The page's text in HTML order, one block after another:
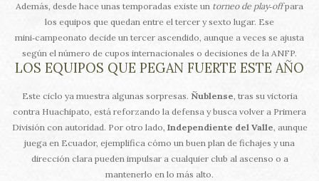
Además, desde hace unas temporadas existe un torneo de play‑offpara
los equipos que quedan entre el tercer y sexto lugar. Ese
mini‑campeonato decide un tercer ascendido, aunque a veces se ajusta
según el número de cupos internacionales o decisiones de la ANFP.
LOS EQUIPOS QUE PEGAN FUERTE ESTE AÑO
Este ciclo ya muestra algunas sorpresas. Ñublense, tras su victoria
contra Huachipato, está reforzando la defensa y busca volver a Primera
División con autoridad. Por otro lado, Independiente del Valle, aunque
juega en Ecuador, ejemplifica cómo un buen plan de fichajes y una
dirección clara pueden impulsar a cualquier club al ascenso o a
mantenerlo en lo más alto.